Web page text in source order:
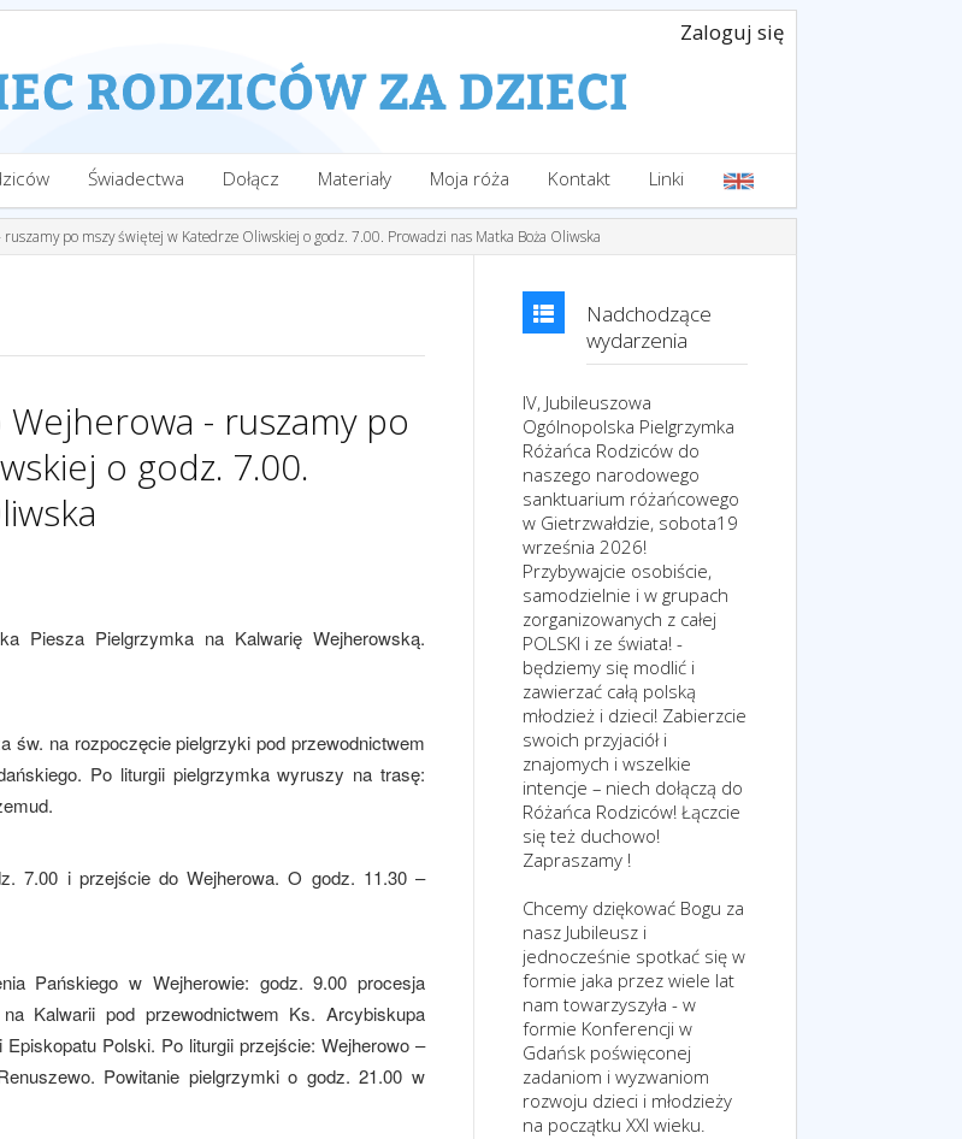
Zaloguj się
Świadectwa Dołącz Materiały Moja róża Kontakt Linki
po mszy świętej w Katedrze Oliwskiej o godz. 7.00. Prowadzi nas Matka Boża Oliwska
- ruszamy po
o godz. 7.00.
Piesza Pielgrzymka na Kalwarię Wejherowską.
św. na rozpoczęcie pielgrzyki pod przewodnictwem
Po liturgii pielgrzymka wyruszy na trasę:
7.00 i przejście do Wejherowa. O godz. 11.30 –
Pańskiego w Wejherowie: godz. 9.00 procesja
Kalwarii pod przewodnictwem Ks. Arcybiskupa
Polski. Po liturgii przejście: Wejherowo –
Powitanie pielgrzymki o godz. 21.00 w
Nadchodzące
wydarzenia
IV, Jubileuszowa
Ogólnopolska Pielgrzymka
Różańca Rodziców do
naszego narodowego
sanktuarium różańcowego
w Gietrzwałdzie, sobota19
września 2026!
Przybywajcie osobiście,
samodzielnie i w grupach
zorganizowanych z całej
POLSKI i ze świata! -
będziemy się modlić i
zawierzać całą polską
młodzież i dzieci! Zabierzcie
swoich przyjaciół i
znajomych i wszelkie
intencje – niech dołączą do
Różańca Rodziców! Łączcie
się też duchowo!
Zapraszamy !
Chcemy dziękować Bogu za
nasz Jubileusz i
jednocześnie spotkać się w
formie jaka przez wiele lat
nam towarzyszyła - w
formie Konferencji w
Gdańsk poświęconej
zadaniom i wyzwaniom
rozwoju dzieci i młodzieży
na początku XXI wieku.